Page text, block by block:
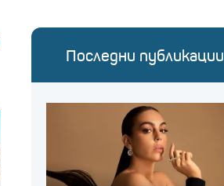
Последни публикации